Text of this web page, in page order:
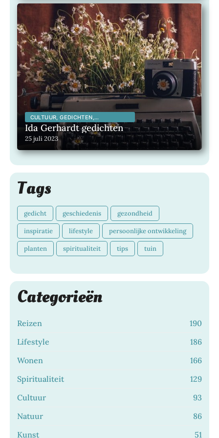
CULTUUR, GEDICHTEN,
INSPIRERENDE KUNSTENAARS,
INSPIRERENDE MENSEN,
LITERATUUR, MAATSCHAPPELIJK,
Ida Gerhardt gedichten
25 juli 2023
Tags
gedicht geschiedenis gezondheid
inspiratie lifestyle persoonlijke ontwikkeling
planten spiritualiteit tips tuin
Categorieën
Reizen
190
Lifestyle
186
Wonen
166
Spiritualiteit
129
Cultuur
93
Natuur
86
Kunst
51